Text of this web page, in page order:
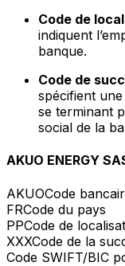
Code de
indiquent
banque.
Code de
spécifient
se terminant
social de la
AKUO ENERGY
AKUOCode
FRCode du pays
PPCode de
XXXCode de la
Code SWIFT/BIC